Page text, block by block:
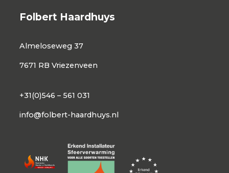
Folbert Haardhuys
Almeloseweg 37
7671 RB Vriezenveen
+31(0)546 – 561 031
info@folbert-haardhuys.nl